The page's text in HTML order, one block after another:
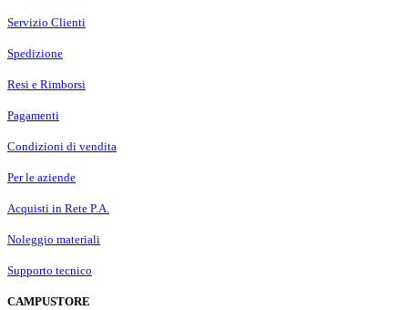
Servizio Clienti
Spedizione
Resi e Rimborsi
Pagamenti
Condizioni di vendita
Per le aziende
Acquisti in Rete P.A.
Noleggio materiali
Supporto tecnico
CAMPUSTORE